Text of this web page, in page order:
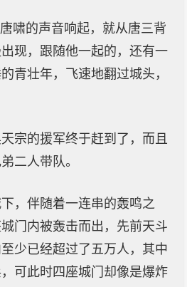
啸的声音响起，就从唐三背
现，跟随他一起的，还有一
青壮年，飞速地翻过城头，
宗的援军终于赶到了，而且
二人带队。
，伴随着一连串的轰鸣之
门内被轰击而出，先前天斗
少已经超过了五万人，其中
可此时四座城门却像是爆炸